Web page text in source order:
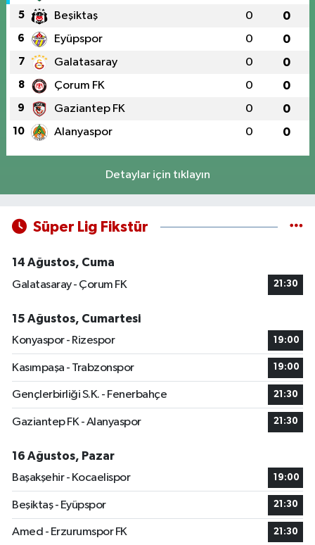
5 Beşiktaş 0 0
6 Eyüpspor 0 0
7 Galatasaray 0 0
8 Çorum FK 0 0
9 Gaziantep FK 0 0
10 Alanyaspor 0 0
Detaylar için tıklayın
Süper Lig Fikstür
14 Ağustos, Cuma
Galatasaray - Çorum FK
21:30
15 Ağustos, Cumartesi
Konyaspor - Rizespor
19:00
Kasımpaşa - Trabzonspor 19:00
Gençlerbirliği S.K. - Fenerbahçe 21:30
Gaziantep FK - Alanyaspor 21:30
16 Ağustos, Pazar
Başakşehir - Kocaelispor
19:00
Beşiktaş - Eyüpspor 21:30
Amed - Erzurumspor FK 21:30